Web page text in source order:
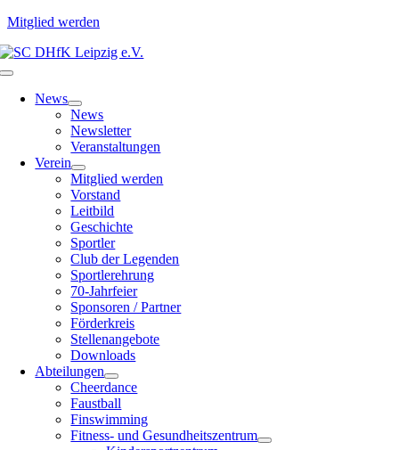
Mitglied werden
Zum
Inhalt
Toggle
NavigationNews
News
Newsletter
Veranstaltungen
Verein
Mitglied werden
Vorstand
Leitbild
Geschichte
Sportler
Club der Legenden
Sportlerehrung
70-Jahrfeier
Sponsoren / Partner
Förderkreis
Stellenangebote
Downloads
Abteilungen
Cheerdance
Faustball
Finswimming
Fitness- und Gesundheitszentrum